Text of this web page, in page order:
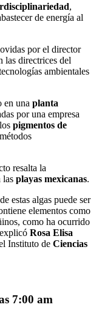
,
de energía al
por el director
las directrices del
ambientales
en una planta
por una empresa
pigmentos de
resalta la
las playas mexicanas.
estas algas puede ser
elementos como
como ha ocurrido
Rosa Elisa
Instituto de Ciencias
7:00 am